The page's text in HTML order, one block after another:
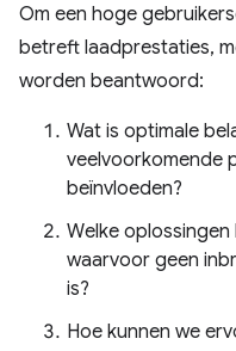
Om een ​​hoge
betreft laadprestaties,
worden beantwoord:
Wat is optimale
veelvoorkomende
beïnvloeden?
Welke
waarvoor geen
is?
Hoe kunnen we